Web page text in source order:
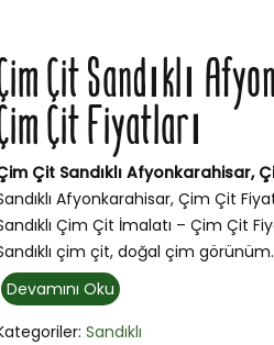
Çit Sandıklı
Çit Fiyatları
Çit Sandıklı Afyonkarahisar,
Afyonkarahisar, Çim Çit
Çim Çit İmalatı – Çim Çit
çim çit, doğal çim
Devamını Oku
Sandıklı